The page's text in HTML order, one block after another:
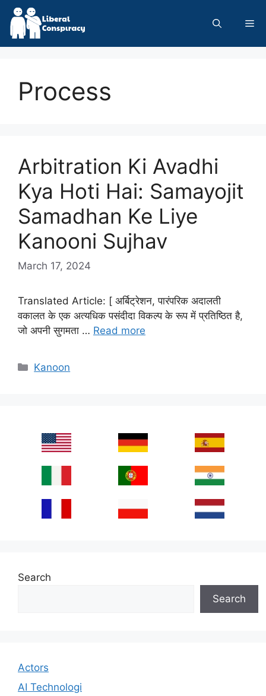
Skip
content
Process
Arbitration Ki Avadhi
Kya Hoti Hai: Samayojit
Samadhan Ke Liye
Kanooni Sujhav
March 17, 2024
Translated Article: [ अर्बिट्रेशन, पारंपरिक अदालती
वकालत के एक अत्यधिक पसंदीदा विकल्प के रूप में प्रतिष्ठित है,
जो अपनी सुगमता … Read more
Categories
Kanoon
Search
Search
Actors
AI Technologi